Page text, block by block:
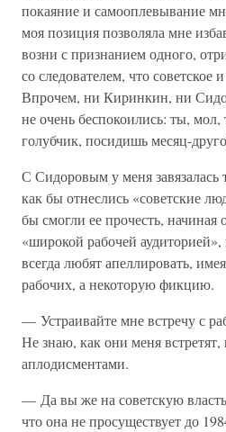
покаяние и самооплевывание
моя позиция позволяла мне
возни с признанием одного,
со следователем, что советское
Впрочем, ни Киринкин, ни
не очень беспокоились: ты, мол,
голубчик, посидишь месяц-
С Сидоровым у меня завязалась
как бы отнеслись «советские
бы смогли ее прочесть, начиная
«широкой рабочей
всегда любят апеллировать,
рабочих, а некоторую фикцию.
— Устраивайте мне встречу с
Не знаю, как они меня встретят,
аплодисментами.
— Да вы же на советскую
что она не просуществует до